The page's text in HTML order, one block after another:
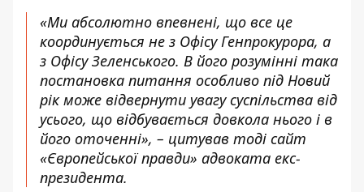
«Ми абсолютно впевнені, що все це
координується не з Офісу Генпрокурора, а
з Офісу Зеленського. В його розумінні така
постановка питання особливо під Новий
рік може відвернути увагу суспільства від
усього, що відбувається довкола нього і в
його оточенні», – цитував тоді сайт
«Європейської правди» адвоката екс-
президента.